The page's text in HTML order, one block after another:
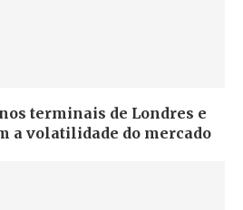
terminais de Londres e
a volatilidade do mercado